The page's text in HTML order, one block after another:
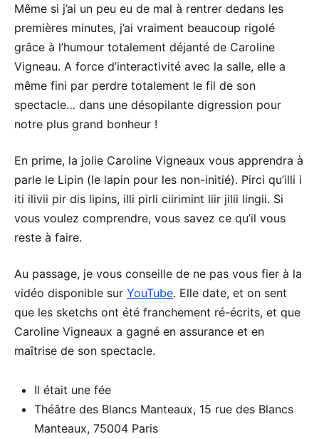
Même si j’ai un peu eu de mal à rentrer dedans les
premières minutes, j’ai vraiment beaucoup rigolé
grâce à l’humour totalement déjanté de Caroline
Vigneau. A force d’interactivité avec la salle, elle a
même fini par perdre totalement le fil de son
spectacle… dans une désopilante digression pour
notre plus grand bonheur !
En prime, la jolie Caroline Vigneaux vous apprendra à
parle le Lipin (le lapin pour les non-initié). Pirci qu’illi i
iti ilivii pir dis lipins, illi pirli ciirimint liir jilii lingii. Si
vous voulez comprendre, vous savez ce qu’il vous
reste à faire.
Au passage, je vous conseille de ne pas vous fier à la
vidéo disponible sur YouTube. Elle date, et on sent
que les sketchs ont été franchement ré-écrits, et que
Caroline Vigneaux a gagné en assurance et en
maîtrise de son spectacle.
Il était une fée
Théâtre des Blancs Manteaux, 15 rue des Blancs
Manteaux, 75004 Paris